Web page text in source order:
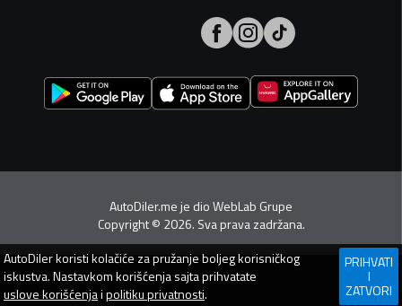
AutoDiler.me je dioWebLab Grupe
Copyright© 2026. Sva prava zadržana.
AutoDilerkoristi kolačiće za pružanje boljeg korisničkog
iskustva. Nastavkom korišćenja sajta prihvatate
uslove korišćenjaipolitiku privatnosti.
PRIHVATI
I
ZATVORI